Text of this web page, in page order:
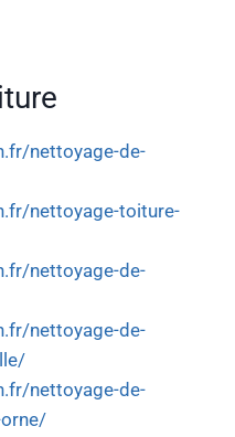
nettoyage-de-
nettoyage-toiture-
nettoyage-de-
nettoyage-de-
nettoyage-de-